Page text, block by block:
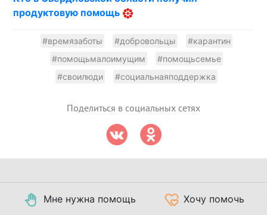
продуктовую помощь
#времязаботы #добровольцы
#карантин
#помощьмалоимущим
#помощьсемье
#своилюди
#социальнаяподдержка
Поделиться в социальных сетях
Мне нужна помощь Хочу помочь